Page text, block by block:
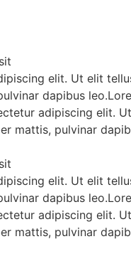
elit. Ut elit
dapibus
adipiscing elit.
mattis, pulvinar
elit. Ut elit
dapibus
adipiscing elit.
mattis, pulvinar